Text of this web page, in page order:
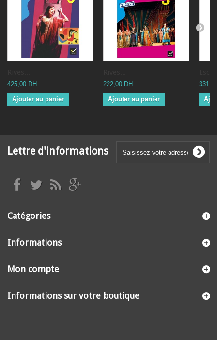
425,00 DH
Ajouter au panier
222,00 DH
Ajouter au panier
Lettre d'informations
Catégories
Informations
Mon compte
Informations sur votre boutique